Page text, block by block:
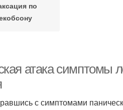
по
атака симптомы
с симптомами